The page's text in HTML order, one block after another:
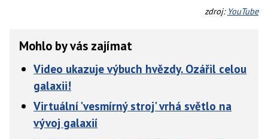
zdroj: YouTube
Mohlo by vás zajímat
Video ukazuje výbuch hvězdy. Ozářil celou
galaxii!
Virtuální 'vesmírný stroj' vrhá světlo na
vývoj galaxií